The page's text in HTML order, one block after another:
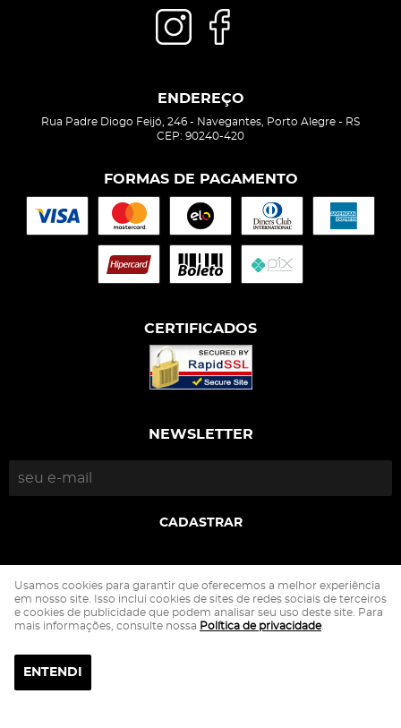
ENDEREÇO
Rua Padre Diogo Feijó, 246 - Navegantes, Porto Alegre - RS
CEP: 90240-420
FORMAS DE PAGAMENTO
CERTIFICADOS
NEWSLETTER
CADASTRAR
CNPJ: 21.831.014/0001-27
LOJA VIRTUAL CRIADA POR
Usamos cookies para garantir que oferecemos a melhor experiência
em nosso site. Isso inclui cookies de sites de redes sociais de terceiros
e cookies de publicidade que podem analisar seu uso deste site. Para
mais informações, consulte nossa Política de privacidade.
ENTENDI